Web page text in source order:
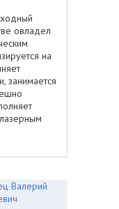
овладел
на
занимается